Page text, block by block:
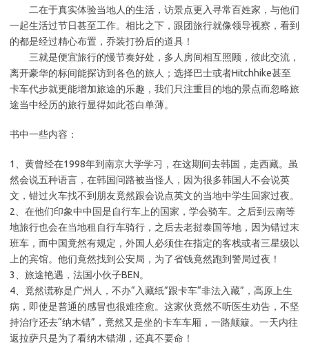
二在于真实体验当地人的生活，访景点更入寻常百姓家，与他们
一起生活过节日甚至工作。相比之下，跟团旅行就像领导视察，看到
的都是经过精心布置，乔装打扮后的道具！
三就是便宜旅行的慢节奏好处，多人房间相互照顾，彼此交流，
离开豪华的标间能探访到各色的旅人；选择巴士或者Hitchhike甚至
卡车代步就更能增加旅途的乐趣，我们只注重目的地的景点而忽略旅
途当中经历的旅行显得如此苍白单薄。
书中一些内容：
1、黄曾经在1998年到南京大学学习，在这期间去韩国，走西藏。虽
然会说五种语言，在韩国问路被当怪人，因为很多韩国人不会说英
文，错过火车找不到朋友竟然跟会说点英文的当地中学生回家过夜。
2、在他们印象中中国是自行车上的国家，学会骑车。之后到云南等
地旅行也会在当地租自行车骑行，之后去老挝泰国等地，因为错过末
班车，而中国竟然有规定，外国人必须住在指定的客栈或者三星级以
上的宾馆。他们竟然找到公安局，为了省钱竟然跑到警局过夜！
3、旅途艳遇，法国小伙子BEN。
4、竟然谎称是广州人，不办“入藏纸”跟卡车“非法入藏”，高原上生
病，即使是普通的感冒也很难痊愈。这家伙竟然不听医生劝告，不坚
持治疗还去“纳木错”，竟然又是坐的卡车车厢，一路颠簸。一天内往
返拉萨只是为了看纳木错湖，还真不要命！